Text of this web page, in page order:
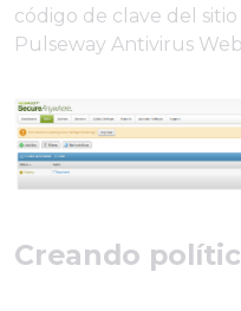
código de clave del
Pulseway Antivirus
Creando